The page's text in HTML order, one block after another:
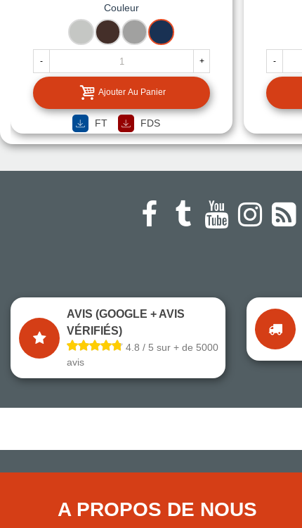
Couleur
RAL
7035
CLAIR
RAL
8017
BRUN
CHOCOLAT
RAL
9006
BLANC
RAL
5013
COLBAT
- +
Ajouter Au Panier
FT FDS
-
AVIS (GOOGLE + AVIS
VÉRIFIÉS)
4.8 / 5 sur + de 5000
avis
A PROPOS DE NOUS